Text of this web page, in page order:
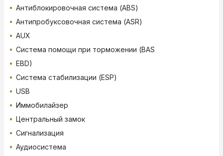
Антиблокировочная система (ABS)
Антипробуксовочная система (ASR)
AUX
Система помощи при торможении (BAS
EBD)
Система стабилизации (ESP)
USB
Иммобилайзер
Центральный замок
Сигнализация
Аудиосистема